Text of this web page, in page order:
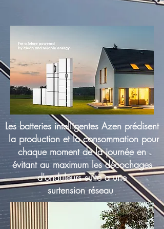
Les batteries intelligentes Azen prédisent
la production et la consommation pour
chaque moment de la journée en
évitant au maximum les décochages
d'onduleurs suite a une
surtension réseau